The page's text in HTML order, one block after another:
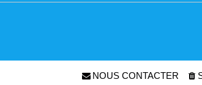
NOUS CONTACTER